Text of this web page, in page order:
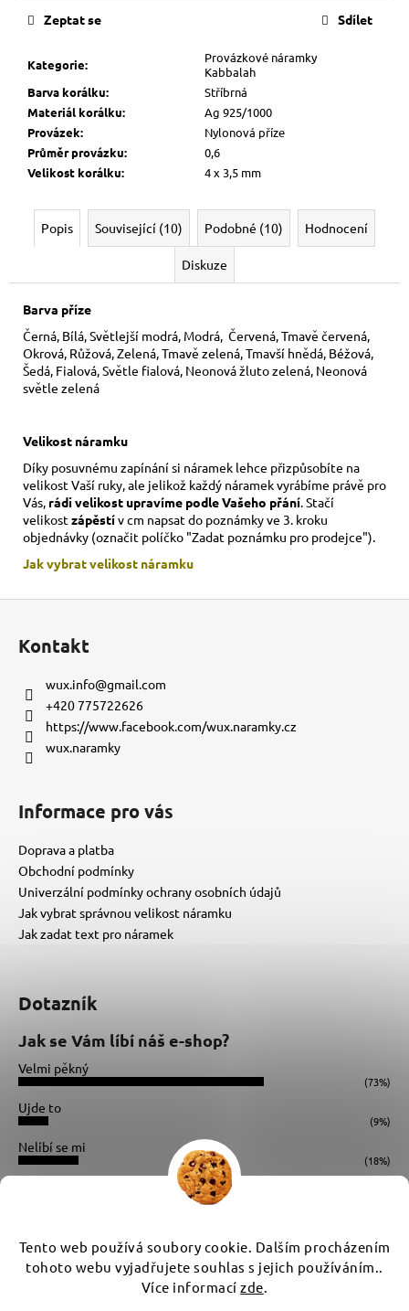
Tento web používá soubory cookie. Dalším procházením
tohoto webu vyjadřujete souhlas s jejich používáním..
Více informacízde.
Kategorie:
Provázkové náramky
Kabbalah
Barva korálku:
Stříbrná
Materiál korálku:
Ag 925/1000
Provázek:
Nylonová příze
Průměr provázku:
0,6
Velikost korálku: 4 x 3,5 mm
Zeptat se Sdílet
Popis Související (10) Podobné (10) Hodnocení
Diskuze
Barva příze
Černá, Bílá, Světlejší modrá, Modrá, Červená, Tmavě červená,
Okrová, Růžová, Zelená, Tmavě zelená, Tmavší hnědá, Béžová,
Šedá, Fialová, Světle fialová, Neonová žluto zelená, Neonová
světle zelená
Velikost náramku
Díky posuvnému zapínání si náramek lehce přizpůsobíte na
velikost Vaší ruky, ale jelikož každý náramek vyrábíme právě pro
Vás, rádi velikost upravíme podle Vašeho přání . Stačí
velikostzápěstív cm napsat do poznámky ve 3. kroku
objednávky (označit políčko "Zadat poznámku pro prodejce").
Jak vybrat velikost náramku
Kontakt
wux.info@gmail.com
+420 775722626
https://www.facebook.com/wux.naramky.cz
wux.naramky
Informace pro vás
Doprava a platba
Obchodní podmínky
Univerzální podmínky ochrany osobních údajů
Jak vybrat správnou velikost náramku
Jak zadat text pro náramek
Dotazník
Jak se Vám líbí náš e-shop?
Velmi pěkný
(73%)
Ujde to
(9%)
Nelíbí se mi
(18%)
Instagram